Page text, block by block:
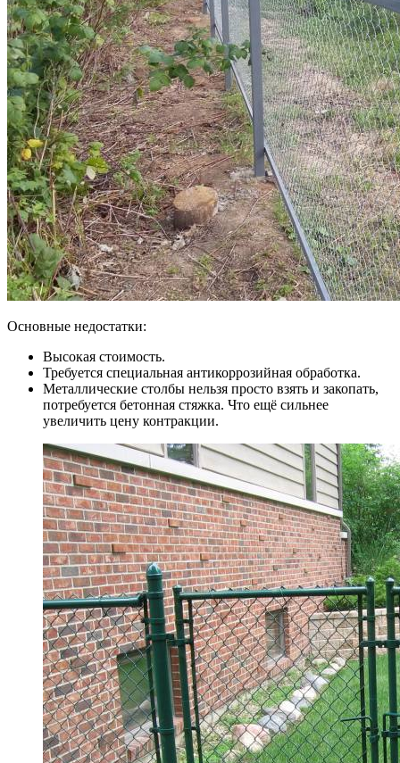
Основные недостатки:
Высокая стоимость.
Требуется специальная антикоррозийная обработка.
Металлические столбы нельзя просто взять и закопать,
потребуется бетонная стяжка. Что ещё сильнее
увеличить цену контракции.